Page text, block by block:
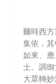
爾時西
集依，
如來、
士、調
大眾轉